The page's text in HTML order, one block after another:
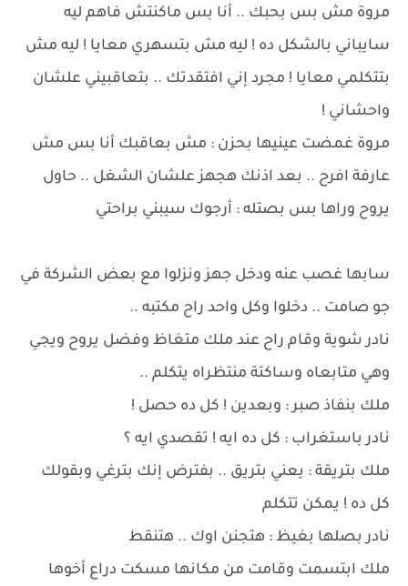
مروة مش بس بحبك .. أنا بس ماكنتش فاهم ليه
سايباني بالشكل ده ! ليه مش بتسهري معايا ! ليه مش
بتتكلمي معايا ! مجرد إني افتقدتك .. بتعاقبيني علشان
واحشاني !
مروة غمضت عينيها بحزن : مش بعاقبك أنا بس مش
عارفة افرح .. بعد اذنك هجهز علشان الشغل .. حاول
يروح وراها بس بصتله : أرجوك سيبني براحتي
سابها غصب عنه ودخل جهز ونزلوا مع بعض الشركة في
جو صامت .. دخلوا وكل واحد راح مكتبه ..
نادر شوية وقام راح عند ملك متغاظ وفضل يروح ويجي
وهي متابعاه وساكتة منتظراه يتكلم ..
ملك بنفاذ صبر : وبعدين ! كل ده حصل !
نادر باستغراب : كل ده ايه ! تقصدي ايه ؟
ملك بتريقة : يعني بتريق .. بفترض إنك بترغي وبقولك
كل ده ! يمكن تتكلم
نادر بصلها بغيظ : هتجنن اوك .. هتنقط
ملك ابتسمت وقامت من مكانها مسكت دراع أخوها